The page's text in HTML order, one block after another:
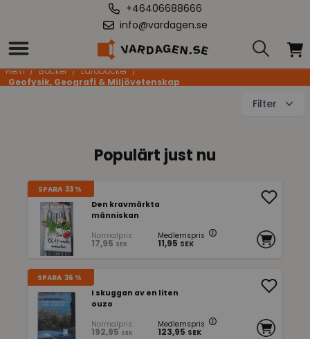
+46406688666
info@vardagen.se
Geofysik, Geografi & Miljövetenskap
Hem / Böcker / Läroböcker /
Geofysik, Geografi & Miljövetenskap
Filter
Populärt just nu
SPARA 33 %
Den kravmärkta
människan
Normalpris
17,95 SEK
Medlemspris
11,95 SEK
SPARA 36 %
I skuggan av en liten
ouzo
Normalpris
192,95 SEK
Medlemspris
123,95 SEK